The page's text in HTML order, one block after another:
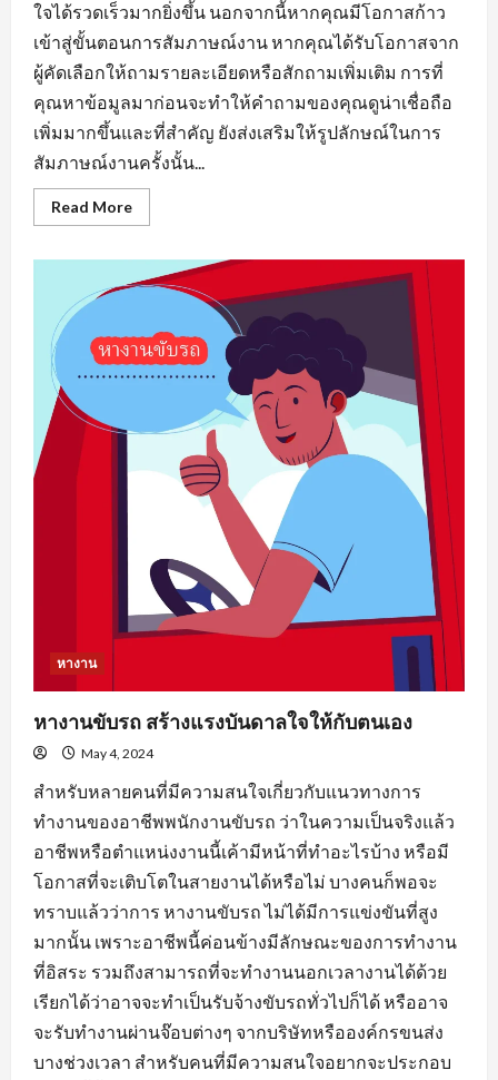
ใจได้รวดเร็วมากยิ่งขึ้น นอกจากนี้หากคุณมีโอกาสก้าว
เข้าสู่ขั้นตอนการสัมภาษณ์งาน หากคุณได้รับโอกาสจาก
ผู้คัดเลือกให้ถามรายละเอียดหรือสักถามเพิ่มเติม การที่
คุณหาข้อมูลมาก่อนจะทำให้คำถามของคุณดูน่าเชื่อถือ
เพิ่มมากขึ้นและที่สำคัญ ยังส่งเสริมให้รูปลักษณ์ในการ
สัมภาษณ์งานครั้งนั้น...
Read MoreRead
more
เพชรบูรณ์
ตำแหน่ง
งาน
ว่าง
ที่
หางาน
หางานขับรถ สร้างแรงบันดาลใจให้กับตนเอง
May 4, 2024
สำหรับหลายคนที่มีความสนใจเกี่ยวกับแนวทางการ
ทำงานของอาชีพพนักงานขับรถ ว่าในความเป็นจริงแล้ว
อาชีพหรือตำแหน่งงานนี้เค้ามีหน้าที่ทำอะไรบ้าง หรือมี
โอกาสที่จะเติบโตในสายงานได้หรือไม่ บางคนก็พอจะ
ทราบแล้วว่าการ หางานขับรถ ไม่ได้มีการแข่งขันที่สูง
มากนั้น เพราะอาชีพนี้ค่อนข้างมีลักษณะของการทำงาน
ที่อิสระ รวมถึงสามารถที่จะทำงานนอกเวลางานได้ด้วย
เรียกได้ว่าอาจจะทำเป็นรับจ้างขับรถทั่วไปก็ได้ หรืออาจ
จะรับทำงานผ่านจ๊อบต่างๆ จากบริษัทหรือองค์กรขนส่ง
บางช่วงเวลา สำหรับคนที่มีความสนใจอยากจะประกอบ